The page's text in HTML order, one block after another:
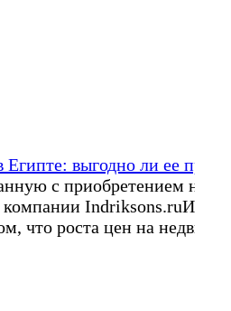
выгодно ли ее
с приобретением
компании
что роста цен на